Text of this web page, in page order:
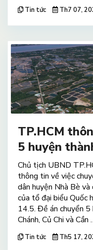
Tin tức Th7 07,
TP.HCM
5 huyện
Chủ tịch UBND
thông tin về việc
dân huyện Nhà Bè
của tổ đại biểu Quốc
14.5. Đề án chuyển 5
Chánh, Củ Chi và Cần
Tin tức Th5 17,